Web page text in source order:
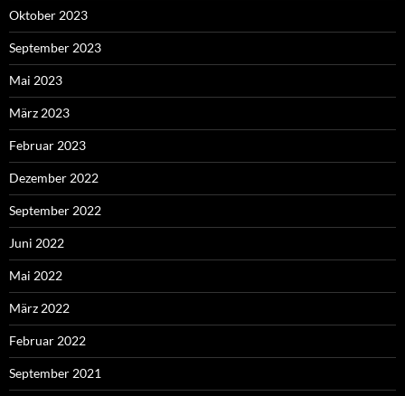
Oktober 2023
September 2023
Mai 2023
März 2023
Februar 2023
Dezember 2022
September 2022
Juni 2022
Mai 2022
März 2022
Februar 2022
September 2021